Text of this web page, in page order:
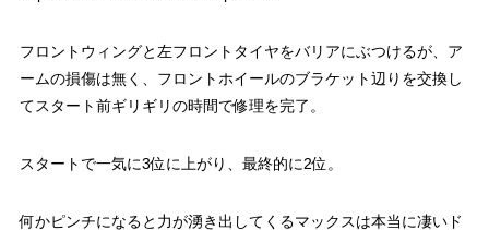
フロントウィングと左フロントタイヤをバリアにぶつけるが、ア
ームの損傷は無く、フロントホイールのブラケット辺りを交換し
てスタート前ギリギリの時間で修理を完了。
スタートで一気に3位に上がり、最終的に2位。
何かピンチになると力が湧き出してくるマックスは本当に凄いド